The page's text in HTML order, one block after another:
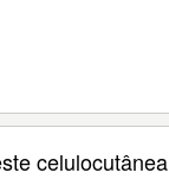
celulocutânea